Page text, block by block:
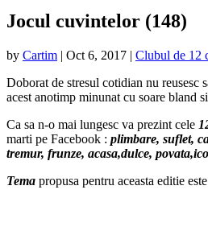
Jocul cuvintelor (148)
by Cartim | Oct 6, 2017 | Clubul de 12
Doborat de stresul cotidian nu reusesc
acest anotimp minunat cu soare bland
Ca sa n-o mai lungesc va prezint cele
marti pe Facebook : plimbare, suflet,
tremur, frunze, acasa,dulce,
Tema propusa pentru aceasta editie